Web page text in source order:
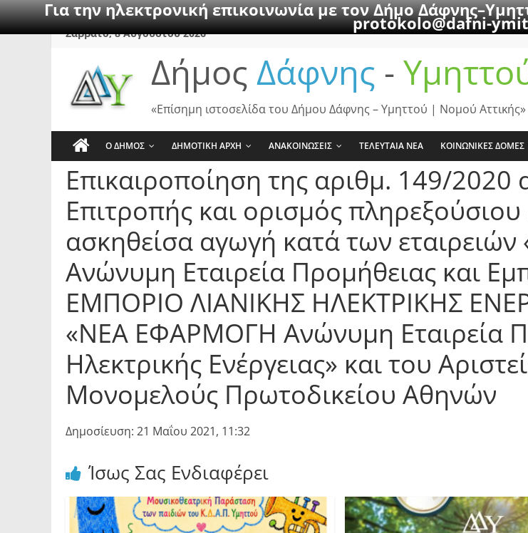
Για την ηλεκτρονική επικοινωνία με τον Δήμο
protokolo@dafni-
SkipΣάββατο, 8 Αυγούστου 2026
Δήμος Δάφνης -
«Επίσημη ιστοσελίδα του Δήμου Δάφνης – Υμηττού | Νομού Αττικής»
Ο ΔΗΜΟΣ ΔΗΜΟΤΙΚΗ ΑΡΧΗ ΑΝΑΚΟΙΝΩΣΕΙΣ ΤΕΛΕΥΤΑΙΑ ΝΕΑ ΚΟΙΝΩΝΙΚΕΣ ΔΟΜΕΣ
Επικαιροποίηση της αριθμ. 149/
Επιτροπής και ορισμός
ασκηθείσα αγωγή κατά των εταιρειών
Ανώνυμη Εταιρεία Προμήθειας και
ΕΜΠΟΡΙΟ ΛΙΑΝΙΚΗΣ ΗΛΕΚΤΡΙΚΗΣ
«ΝΕΑ ΕΦΑΡΜΟΓΗ Ανώνυμη Εταιρεία
Ηλεκτρικής Ενέργειας» και του
Μονομελούς Πρωτοδικείου Αθηνών
Δημοσίευση: 21 Μαΐου 2021, 11:32
Ίσως Σας Ενδιαφέρει